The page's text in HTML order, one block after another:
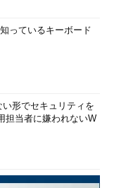
っているキーボード
形でセキュリティを
担当者に嫌われないW